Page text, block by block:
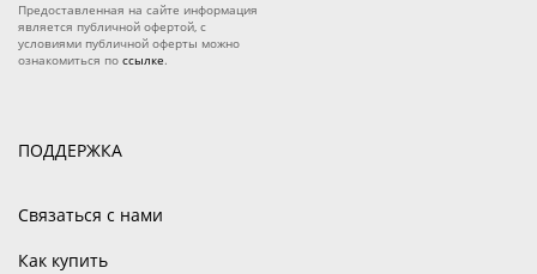
Предоставленная на сайте информация
является публичной офертой, с
условиями публичной оферты можно
ознакомиться по ссылке.
ПОДДЕРЖКА
Связаться с нами
Как купить